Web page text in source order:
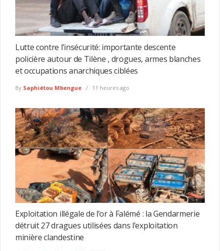
Lutte contre l’insécurité: importante descente
policière autour de Tilène , drogues, armes blanches
et occupations anarchiques ciblées
By Saphiétou Mbengue 11 heures ago
Exploitation illégale de l’or à Falémé : la Gendarmerie
détruit 27 dragues utilisées dans l’exploitation
minière clandestine